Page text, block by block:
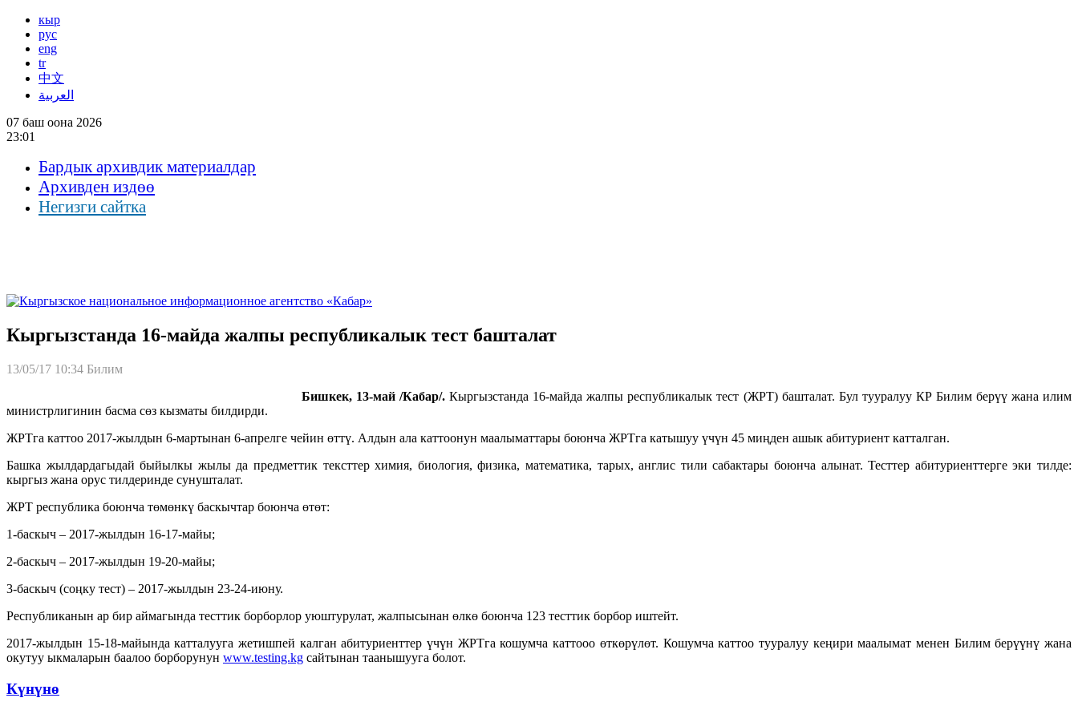
кыр
рус
eng
tr
中文
العربية
07 баш оона 2026
23:01
Бардык архивдик материалдар
Архивден издөө
Негизги сайтка
Кыргызстанда 16-майда жалпы республикалык тест башталат
13/05/17 10:34 Билим
Бишкек, 13-май /Кабар/. Кыргызстанда 16-майда жалпы республикалык тест (ЖРТ) башталат. Бул тууралуу КР Билим берүү жана илим
министрлигинин басма сөз кызматы билдирди.
ЖРТга каттоо 2017-жылдын 6-мартынан 6-апрелге чейин өттү. Алдын ала каттоонун маалыматтары боюнча ЖРТга катышуу үчүн 45 миңден ашык абитуриент катталган.
Башка жылдардагыдай быйылкы жылы да предметтик тексттер химия, биология, физика, математика, тарых, англис тили сабактары боюнча алынат. Тесттер абитуриенттерге эки тилде:
кыргыз жана орус тилдеринде сунушталат.
ЖРТ республика боюнча төмөнкү баскычтар боюнча өтөт:
1-баскыч – 2017-жылдын 16-17-майы;
2-баскыч – 2017-жылдын 19-20-майы;
3-баскыч (соңку тест) – 2017-жылдын 23-24-июну.
Республиканын ар бир аймагында тесттик борборлор уюштурулат, жалпысынан өлкө боюнча 123 тесттик борбор иштейт.
2017-жылдын 15-18-майында катталууга жетишпей калган абитуриенттер үчүн ЖРТга кошумча каттооо өткөрүлөт. Кошумча каттоо тууралуу кеңири маалымат менен Билим берүүнү жана
окутуу ыкмаларын баалоо борборунун www.testing.kg сайтынан таанышууга болот.
Күнүнө